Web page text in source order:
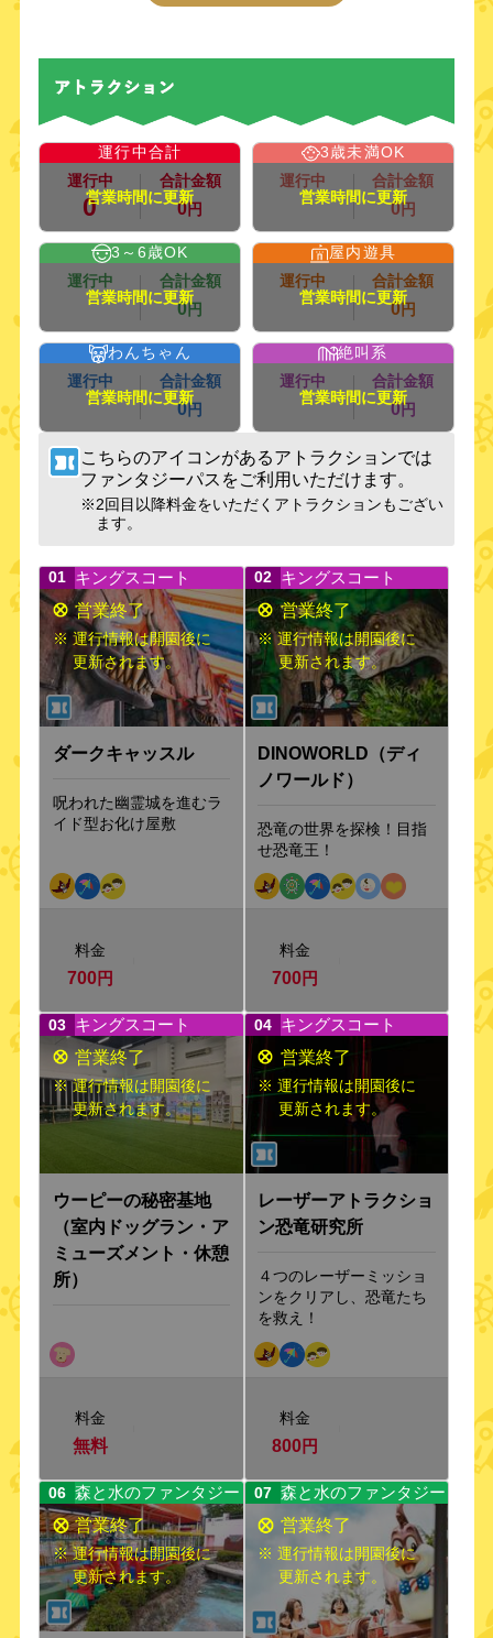
運行中合計
運行中
0
合計金額
0円
3歳未満OK
運行中
合計金額
0円
3～6歳OK
運行中
合計金額
0円
屋内遊具
運行中
合計金額
0円
わんちゃん
運行中
合計金額
0円
絶叫系
運行中
合計金額
0円
こちらのアイコンがあるアトラクションでは
ファンタジーパスをご利用いただけます。
※2回目以降料金をいただくアトラクションもござい
ます。
01 キングスコート
※ 運行情報は開園後に
更新されます。
ダークキャッスル
呪われた幽霊城を進むラ
イド型お化け屋敷
料金
700円
02 キングスコート
※ 運行情報は開園後に
更新されます。
DINOWORLD（ディ
ノワールド）
恐竜の世界を探検！目指
せ恐竜王！
料金
700円
03 キングスコート
※ 運行情報は開園後に
更新されます。
ウーピーの秘密基地
（室内ドッグラン・ア
ミューズメント・休憩
所）
料金
無料
04 キングスコート
※ 運行情報は開園後に
更新されます。
レーザーアトラクショ
ン恐竜研究所
４つのレーザーミッショ
ンをクリアし、恐竜たち
を救え！
料金
800円
06 森と水のファンタジー
※ 運行情報は開園後に
更新されます。
07 森と水のファンタジー
※ 運行情報は開園後に
更新されます。